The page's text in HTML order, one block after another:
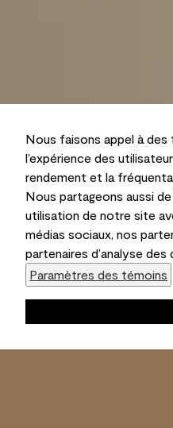
Nous faisons appel à des
l’expérience des
rendement et la
Nous partageons aussi
utilisation de notre site
médias sociaux, nos
partenaires d’analyse des
Paramètres des témoins